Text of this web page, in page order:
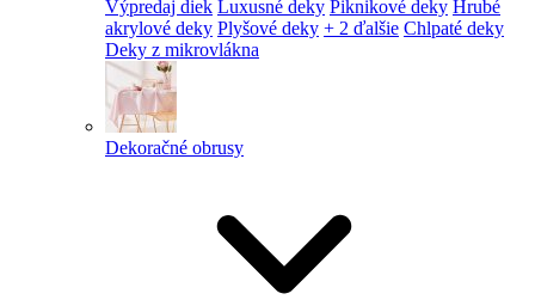
Výpredaj diek Luxusné deky Piknikové deky Hrubé
akrylové deky Plyšové deky + 2 ďalšie Chlpaté deky
Deky z mikrovlákna
Dekoračné obrusy